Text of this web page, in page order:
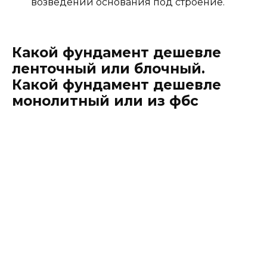
пересекаются стены, и в других местах, где
Используется такой тип фундамента для
создания деревянных, каркасных домов, а
также различных хозяйственных построек.